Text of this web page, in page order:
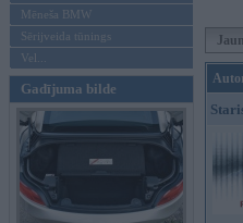
Mēneša BMW
Sērijveida tūnings
Vel...
Gadījuma bilde